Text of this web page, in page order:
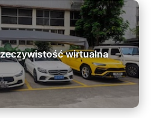
wirtualna